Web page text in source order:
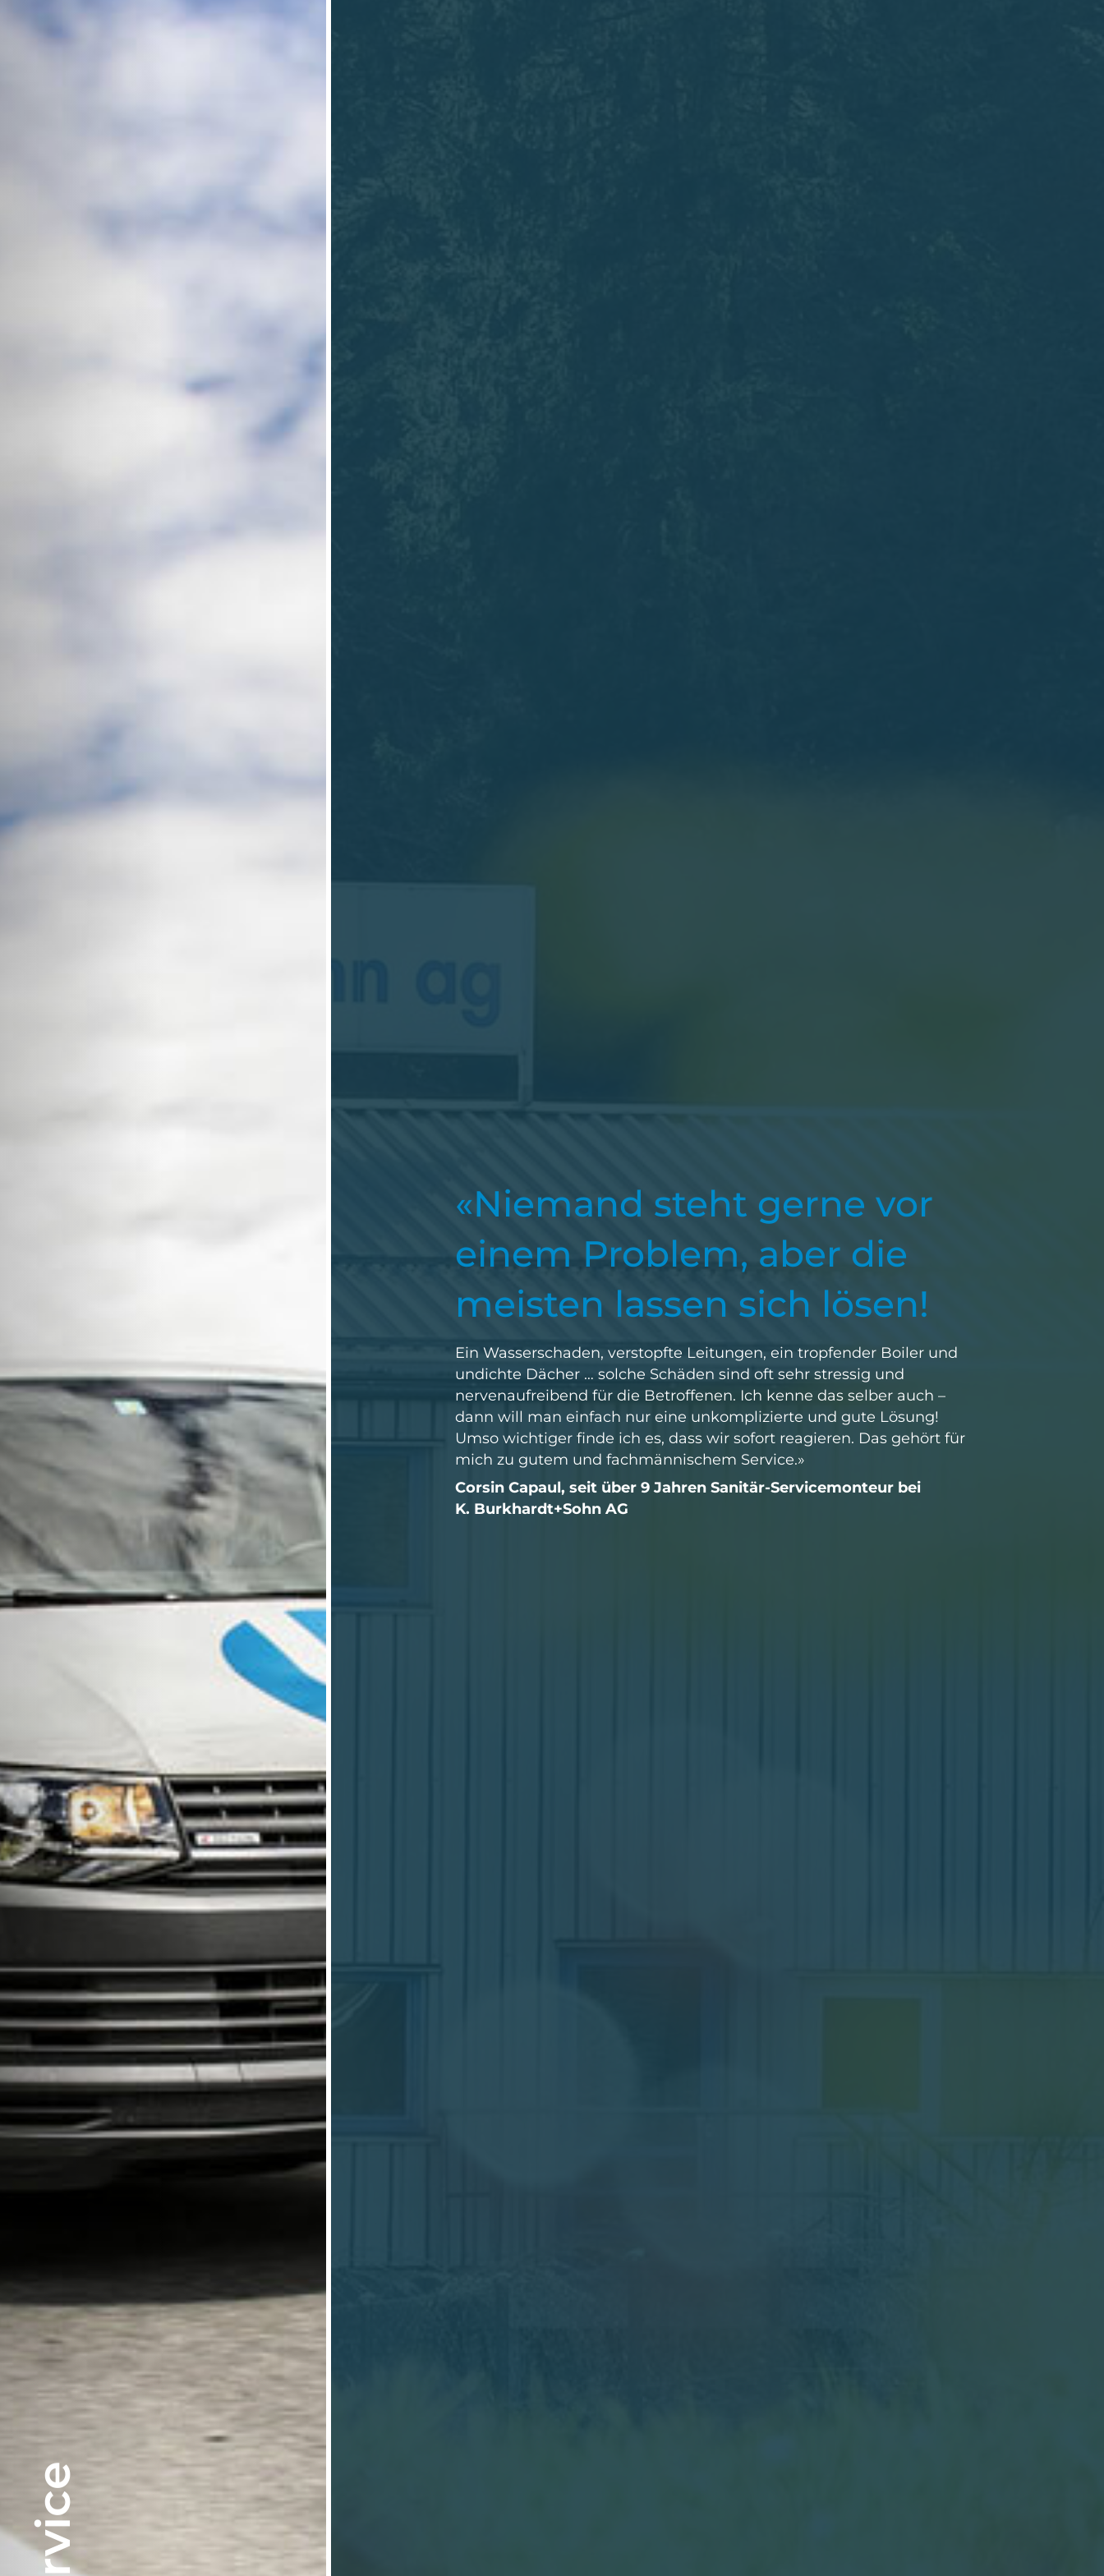
«Niemand steht gerne vor
einem Problem, aber die
meisten lassen sich lösen!
Ein Wasserschaden, verstopfte Leitungen, ein tropfender Boiler und
undichte Dächer … solche Schäden sind oft sehr stressig und
nervenaufreibend für die Betroffenen. Ich kenne das selber auch –
dann will man einfach nur eine unkomplizierte und gute Lösung!
Umso wichtiger finde ich es, dass wir sofort reagieren. Das gehört für
mich zu gutem und fachmännischem Service.»
Corsin Capaul, seit über 9 Jahren Sanitär-Servicemonteur bei
K. Burkhardt+Sohn AG